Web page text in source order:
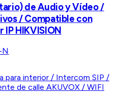
de Audio y Vídeo /
/ Compatible con
HIKVISION
N